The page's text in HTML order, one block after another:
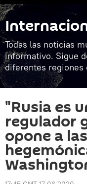
Todas las noticias
informativo. Sigue
diferentes regiones
"Rusia es
regulador
opone a